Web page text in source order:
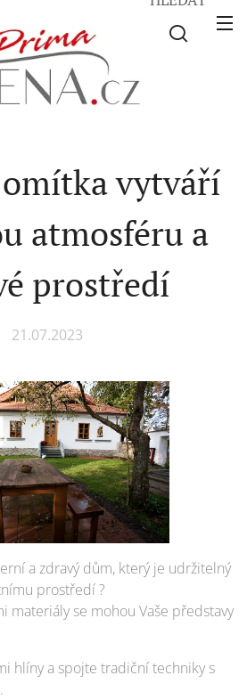
vytváří
atmosféru a
prostředí
21.07.2023
a zdravý dům, který je udržitelný
prostředí ?
materiály se mohou Vaše představy
hlíny a spojte tradiční techniky s